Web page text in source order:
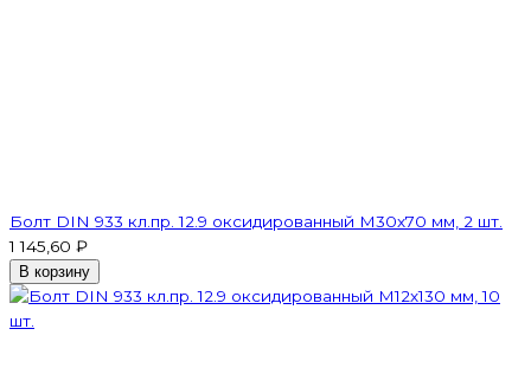
Болт DIN 933 кл.пр. 12.9 оксидированный M30х70 мм, 2 шт.
1 145,60 ₽
В корзину